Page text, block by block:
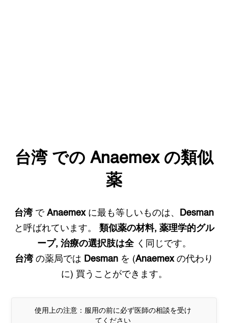
台湾での Anaemexの類似
薬
台湾で Anaemexに最も等しいものは、
Desman
と呼ばれています。
類似薬の材料, 薬理学的グル
ープ, 治療の選択肢は全 く同じです。
台湾の薬局では Desman を (Anaemexの代わり
に) 買うことができます。
使用上の注意：服用の前に必ず医師の相談を受け
てください